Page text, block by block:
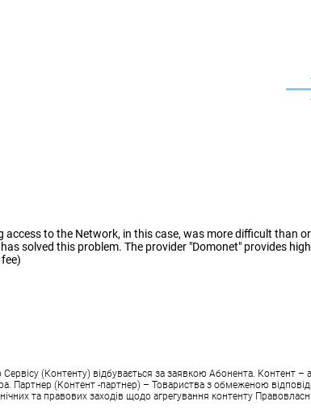
to the Network, in this case, was more difficult than
solved this problem. The provider "Domonet" provides
(Контенту) відбувається за заявкою Абонента. Контент –
Партнер (Контент -партнер) – Товариства з обмеженою
та правових заходів щодо агрегування контенту